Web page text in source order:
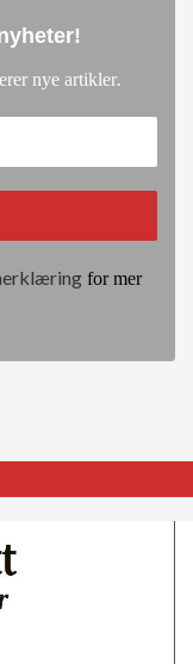
!
nye artikler.
for mer